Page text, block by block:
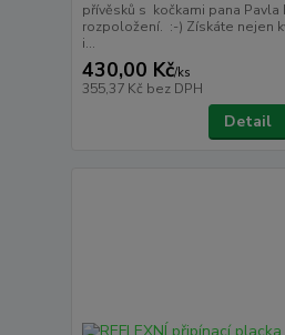
přívěsků s kočkami pana Pavla
rozpoložení. :-) Získáte nejen
i...
430,00 Kč/ks
355,37 Kč bez DPH
Detail